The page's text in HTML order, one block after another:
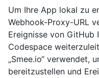
Um Ihre App lokal zu
Webhook-Proxy-URL
Ereignisse von GitHub
Codespace
„Smee.io“ verwendet,
bereitzustellen und